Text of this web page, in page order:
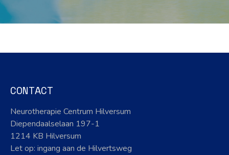
CONTACT
Neurotherapie Centrum Hilversum
Diependaalselaan 197-1
1214 KB Hilversum
Let op: ingang aan de Hilvertsweg